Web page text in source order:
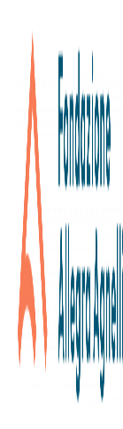
03/03/2026
terapie
IRCCS